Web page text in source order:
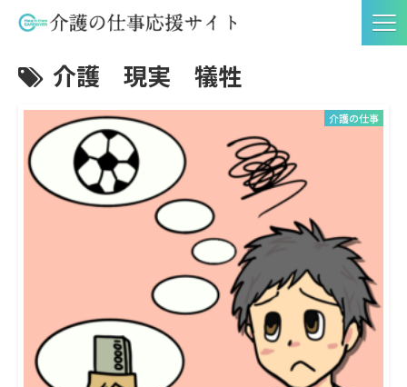
介護 現実 犠牲
介護の仕事